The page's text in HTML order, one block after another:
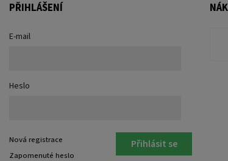
PŘIHLÁŠENÍ
E-mail
Heslo
Přihlásit se
Nová registrace
Zapomenuté heslo